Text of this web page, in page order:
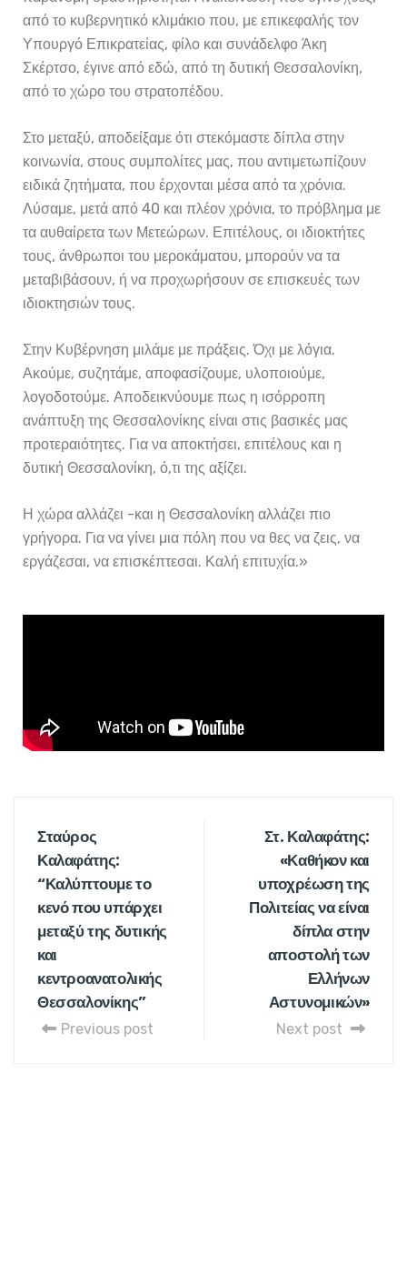
από το κυβερνητικό κλιμάκιο που, με επικεφαλής τον
Υπουργό Επικρατείας, φίλο και συνάδελφο Άκη
Σκέρτσο, έγινε από εδώ, από τη δυτική Θεσσαλονίκη,
από το χώρο του στρατοπέδου.
Στο μεταξύ, αποδείξαμε ότι στεκόμαστε δίπλα στην
κοινωνία, στους συμπολίτες μας, που αντιμετωπίζουν
ειδικά ζητήματα, που έρχονται μέσα από τα χρόνια.
Λύσαμε, μετά από 40 και πλέον χρόνια, το πρόβλημα με
τα αυθαίρετα των Μετεώρων. Επιτέλους, οι ιδιοκτήτες
τους, άνθρωποι του μεροκάματου, μπορούν να τα
μεταβιβάσουν, ή να προχωρήσουν σε επισκευές των
ιδιοκτησιών τους.
Στην Κυβέρνηση μιλάμε με πράξεις. Όχι με λόγια.
Ακούμε, συζητάμε, αποφασίζουμε, υλοποιούμε,
λογοδοτούμε. Αποδεικνύουμε πως η ισόρροπη
ανάπτυξη της Θεσσαλονίκης είναι στις βασικές μας
προτεραιότητες. Για να αποκτήσει, επιτέλους και η
δυτική Θεσσαλονίκη, ό,τι της αξίζει.
Η χώρα αλλάζει -και η Θεσσαλονίκη αλλάζει πιο
γρήγορα. Για να γίνει μια πόλη που να θες να ζεις, να
εργάζεσαι, να επισκέπτεσαι. Καλή επιτυχία.»
Σταύρος
Καλαφάτης:
“Καλύπτουμε το
κενό που υπάρχει
μεταξύ της δυτικής
και
κεντροανατολικής
Θεσσαλονίκης”
Previous post
Στ. Καλαφάτης:
«Καθήκον και
υποχρέωση της
Πολιτείας να είναι
δίπλα στην
αποστολή των
Ελλήνων
Αστυνομικών»
Next post